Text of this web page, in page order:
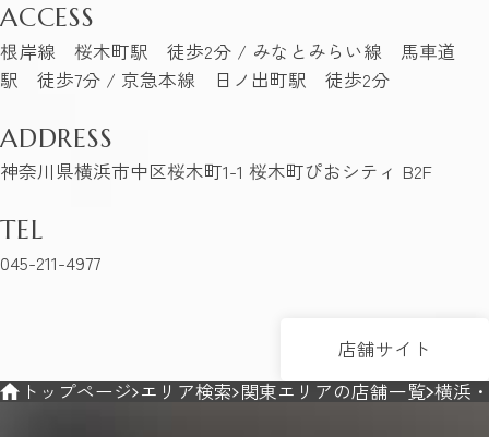
ACCESS
根岸線 桜木町駅 徒歩2分 / みなとみらい線 馬車道
駅 徒歩7分 / 京急本線 日ノ出町駅 徒歩2分
ADDRESS
神奈川県横浜市中区桜木町1-1 桜木町ぴおシティ B2F
TEL
045-211-4977
店舗サイト
トップページ エリア検索 関東エリアの店舗一覧 横浜